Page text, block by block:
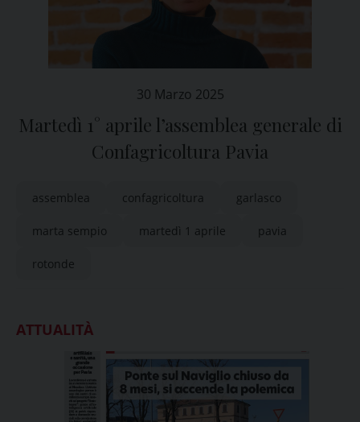
30 Marzo 2025
Martedì 1° aprile l’assemblea generale di
Confagricoltura Pavia
assemblea confagricoltura garlasco
marta sempio martedì 1 aprile pavia
rotonde
ATTUALITÀ